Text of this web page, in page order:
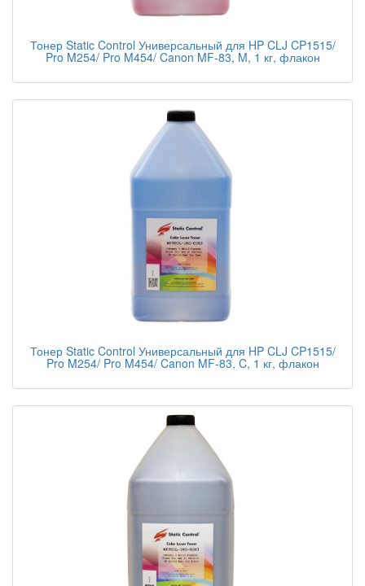
Тонер Static Control Универсальный для HP CLJ CP1515/
Pro M254/ Pro M454/ Canon MF-83, M, 1 кг, флакон
Тонер Static Control Универсальный для HP CLJ CP1515/
Pro M254/ Pro M454/ Canon MF-83, C, 1 кг, флакон